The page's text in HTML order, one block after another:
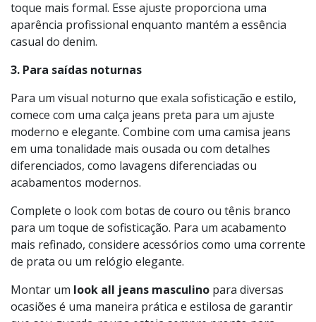
Se necessário, adicione um blazer de tecido leve para
elevar o visual sem comprometer o conforto. Em vez de
toque mais formal. Esse ajuste proporciona uma
casual do denim.
3. Para saídas noturnas
Para um visual noturno que exala sofisticação e estilo,
comece com uma calça jeans preta para um ajuste
em uma tonalidade mais ousada ou com detalhes
diferenciados, como lavagens diferenciadas ou
acabamentos modernos.
Complete o look com botas de couro ou tênis branco
para um toque de sofisticação. Para um acabamento
mais refinado, considere acessórios como uma corrente